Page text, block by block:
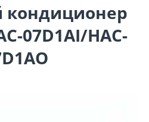
кондиционер
07D1AI/HAC-